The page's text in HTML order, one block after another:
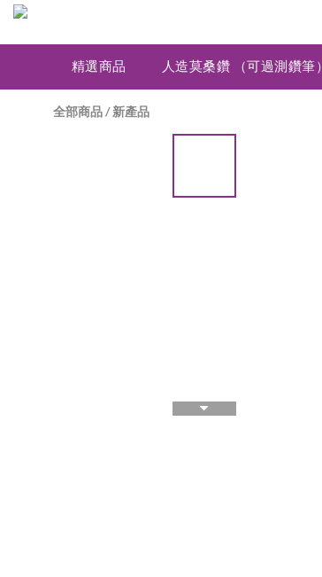
精選商品 人造莫桑鑽 （可過測鑽筆）
全部商品/新產品